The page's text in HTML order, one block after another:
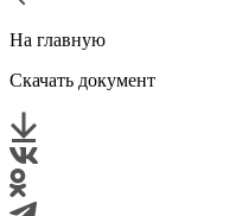
На главную
Скачать документ